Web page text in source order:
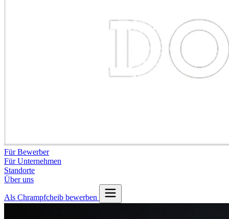
Für Bewerber
Für Unternehmen
Standorte
Über uns
Als Chrampfcheib bewerben